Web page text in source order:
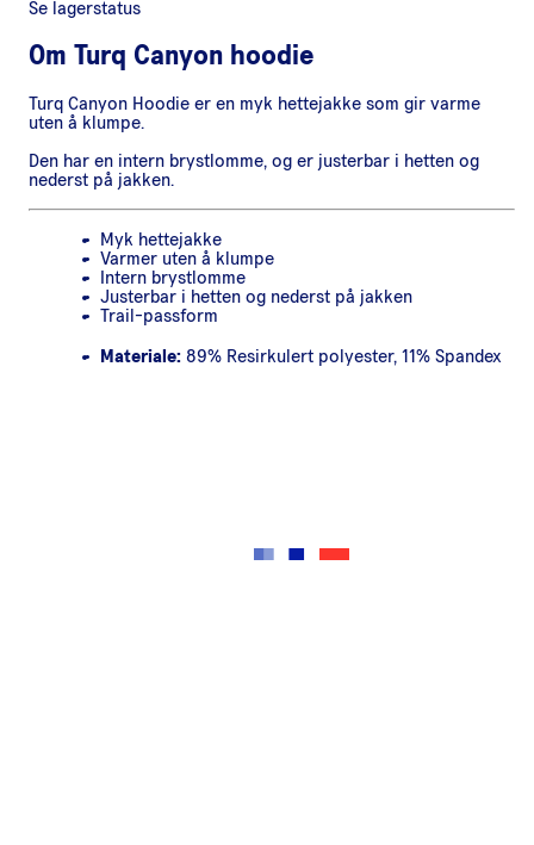
Se lagerstatus
Om Turq Canyon hoodie
Turq Canyon Hoodie er en myk hettejakke som gir varme
uten å klumpe.
Den har en intern brystlomme, og er justerbar i hetten og
nederst på jakken.
Myk hettejakke
Varmer uten å klumpe
Intern brystlomme
Justerbar i hetten og nederst på jakken
Trail-passform
Materiale: 89% Resirkulert polyester, 11% Spandex